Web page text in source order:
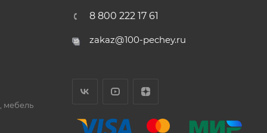
мебель
8 800 222 17 61
zakaz@100-pechey.ru